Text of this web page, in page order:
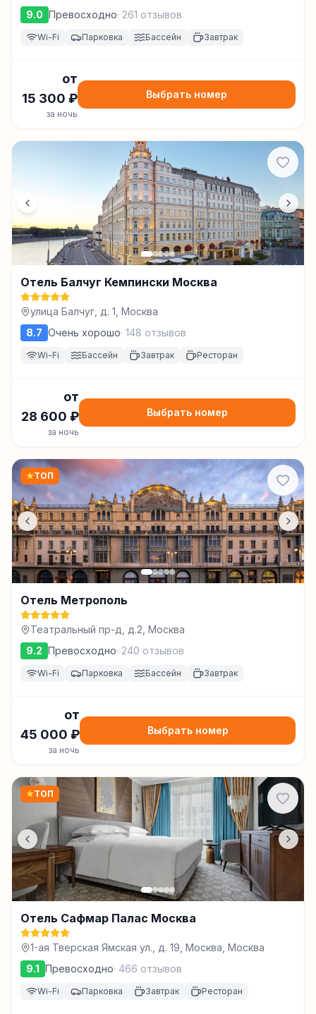
9.0 Превосходно· 261 отзывов
Wi-Fi Парковка Бассейн Завтрак
от
15 300 ₽
за ночь
Выбрать номер
Отель Балчуг Кемпински Москва
улица Балчуг, д. 1, Москва
8.7 Очень хорошо· 148 отзывов
Wi-Fi Бассейн Завтрак Ресторан
от
28 600 ₽
за ночь
Выбрать номер
★ТОП
Отель Метрополь
Театральный пр-д, д.2, Москва
9.2 Превосходно· 240 отзывов
Wi-Fi Парковка Бассейн Завтрак
от
45 000 ₽
за ночь
Выбрать номер
★ТОП
Отель Сафмар Палас Москва
1-ая Тверская Ямская ул., д. 19, Москва, Москва
9.1 Превосходно· 466 отзывов
Wi-Fi Парковка Завтрак Ресторан